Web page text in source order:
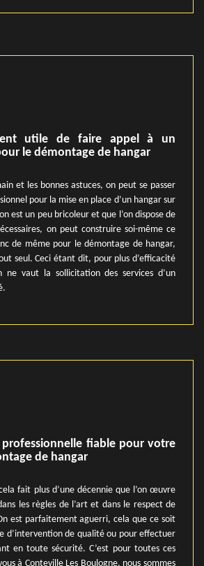
utile de faire appel à un
le démontage de hangar
et les bonnes astuces, on peut se passer
pour la mise en place d’un hangar sur
est un peu bricoleur et que l’on dispose de
on peut construire soi-même ce
de même pour le démontage de hangar,
seul. Ceci étant dit, pour plus d’efficacité
vaut la sollicitation des services d’un
fiable pour votre
de hangar
fait plus d’une décennie que l’on œuvre
les règles de l’art et dans le respect de
est parfaitement aguerri, cela que ce soit
d’intervention de qualité ou pour effectuer
en toute sécurité. C’est pour toutes ces
à Conteville Les Boulogne, nous sommes